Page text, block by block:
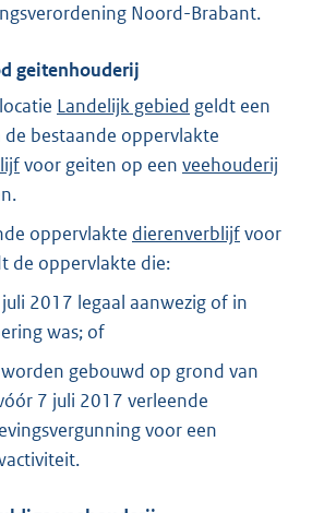
Noord-Brabant.
geitenhouderij
Landelijk gebied geldt een
bestaande oppervlakte
voor geiten op een veehouderij
oppervlakte dierenverblijfvoor
de oppervlakte die:
2017 legaal aanwezig of in
was; of
gebouwd op grond van
7 juli 2017 verleende
voor een